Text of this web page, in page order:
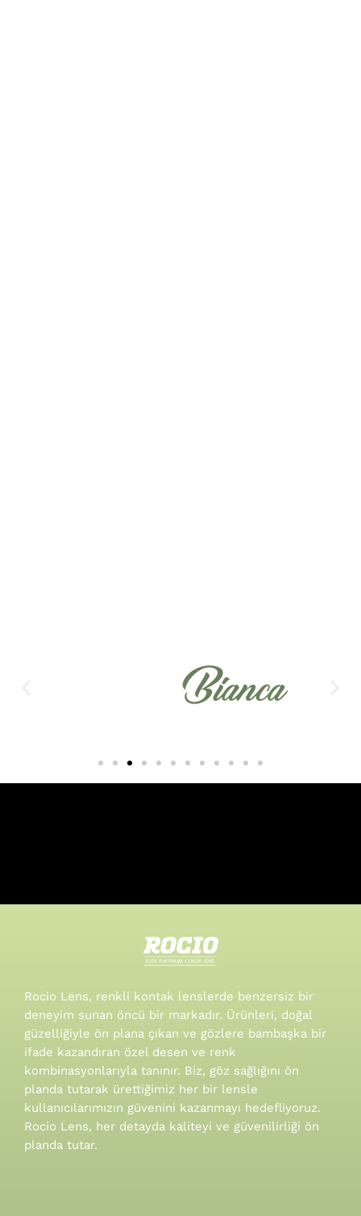
Rocio Lens, renkli kontak lenslerde benzersiz bir
deneyim sunan öncü bir markadır. Ürünleri, doğal
güzelliğiyle ön plana çıkan ve gözlere bambaşka bir
ifade kazandıran özel desen ve renk
kombinasyonlarıyla tanınır. Biz, göz sağlığını ön
planda tutarak ürettiğimiz her bir lensle
kullanıcılarımızın güvenini kazanmayı hedefliyoruz.
Rocio Lens, her detayda kaliteyi ve güvenilirliği ön
planda tutar.